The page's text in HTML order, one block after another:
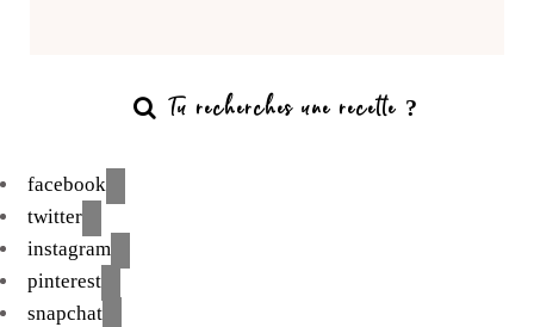
facebook
twitter
instagram
pinterest
snapchat